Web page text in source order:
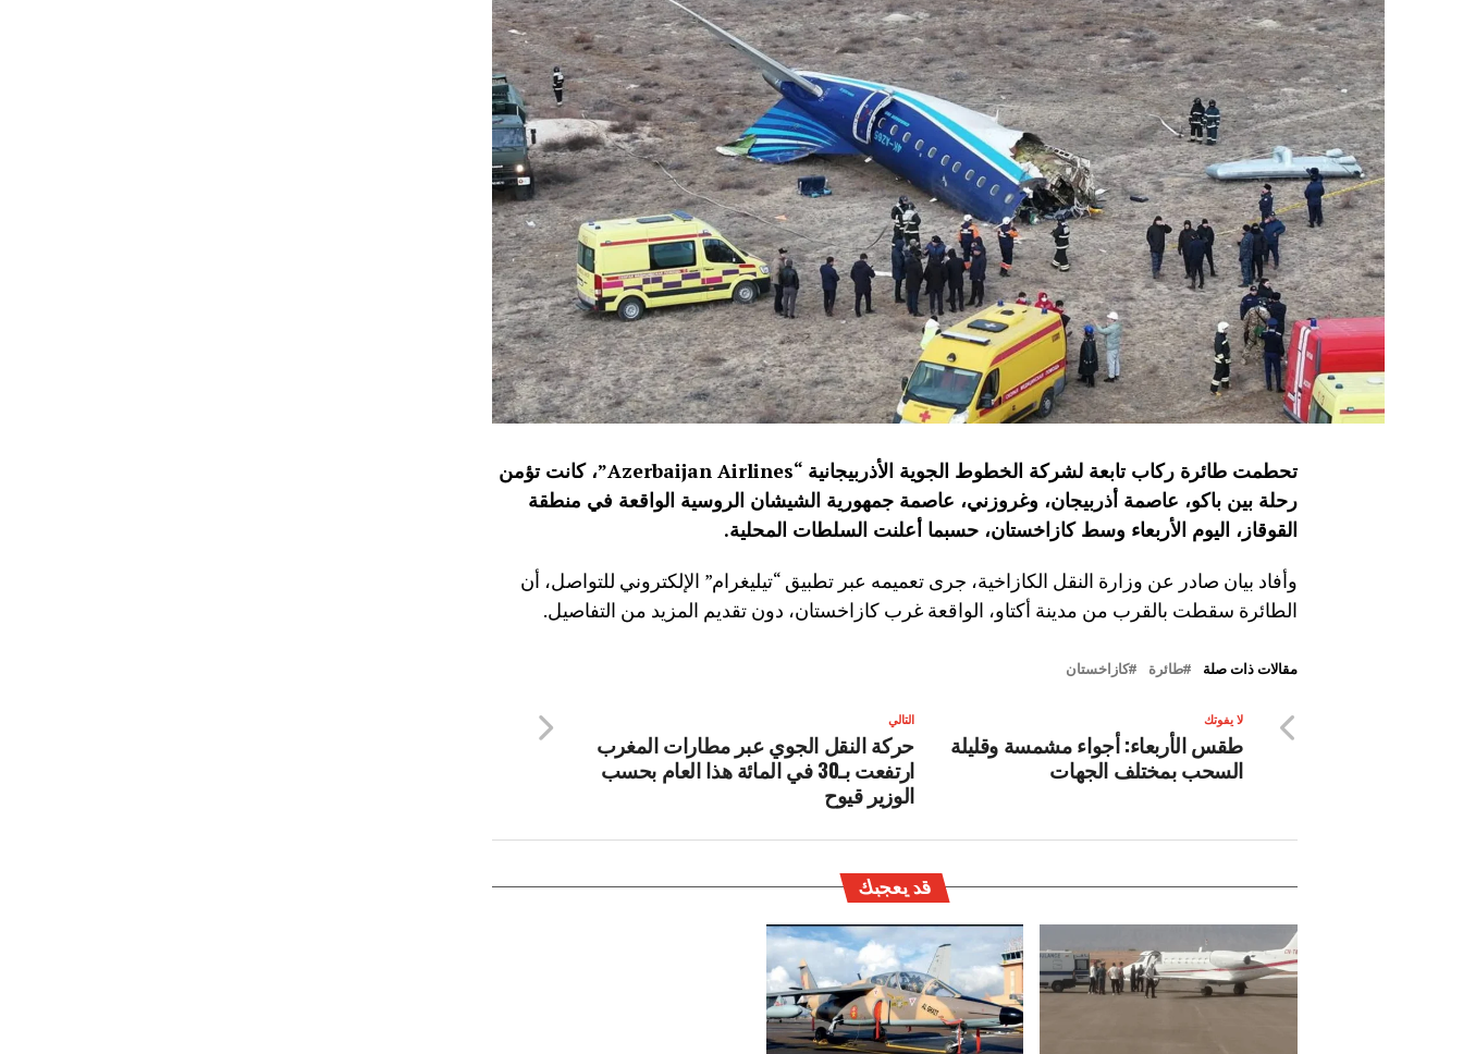
تحطمت طائرة ركاب تابعة لشركة الخطوط الجوية الأذربيجانية “Azerbaijan Airlines”، كانت تؤمن
رحلة بين باكو، عاصمة أذربيجان، وغروزني، عاصمة جمهورية الشيشان الروسية الواقعة في منطقة
القوقاز، اليوم الأربعاء وسط كازاخستان، حسبما أعلنت السلطات المحلية.
وأفاد بيان صادر عن وزارة النقل الكازاخية، جرى تعميمه عبر تطبيق “تيليغرام” الإلكتروني للتواصل، أن
الطائرة سقطت بالقرب من مدينة أكتاو، الواقعة غرب كازاخستان، دون تقديم المزيد من التفاصيل.
مقالات ذات صلة طائرة كازاخستان
التالي
حركة النقل الجوي عبر مطارات المغرب
ارتفعت بـ30 في المائة هذا العام بحسب
الوزير قيوح
لا يفوتك
طقس الأربعاء: أجواء مشمسة وقليلة
السحب بمختلف الجهات
قد يعجبك